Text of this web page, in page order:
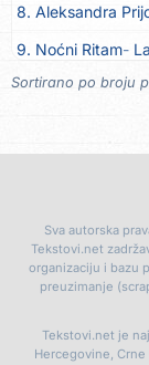
19. Vesna Kartuš
20. Severina
21. Fidellio
25. Gustafi
26. Marko Nedug
28. Bruno Krajcar
8. Aleksandra
9. Noćni Ritam
10. Halid Bešlić
14. Noćni Ritam
15. Karlo! Mon
16. Džej
17. Amira
Sortirano po broju
Sva autorska
Tekstovi.net
organizaciju i bazu
preuzimanje
Tekstovi.net je
Hercegovine,